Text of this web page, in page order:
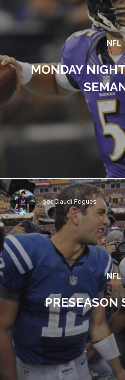
NFL
MONDAY
porClaudi Foguès
NFL
PRESEASON